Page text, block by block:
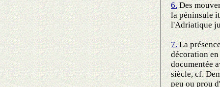
6.Des
la péninsule
l'Adriatique
7.La
décoration
documentée
siècle, cf.
peu ou prou